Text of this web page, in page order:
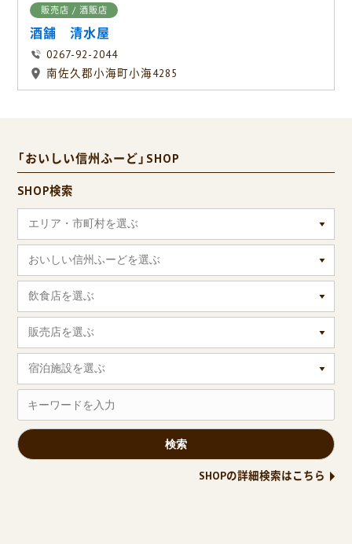
販売店 / 酒販店
酒舗 清水屋
0267-92-2044
南佐久郡小海町小海4285
「おいしい信州ふーど」SHOP
SHOP検索
エリア・市町村を選ぶ
おいしい信州ふーどを選ぶ
飲食店を選ぶ
販売店を選ぶ
宿泊施設を選ぶ
SHOPの詳細検索はこちら